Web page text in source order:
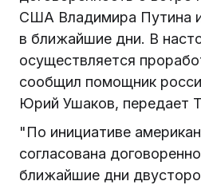
США Владимира Путина
в ближайшие дни. В
осуществляется
сообщил помощник
Юрий Ушаков, передает
"По инициативе
согласована
ближайшие дни